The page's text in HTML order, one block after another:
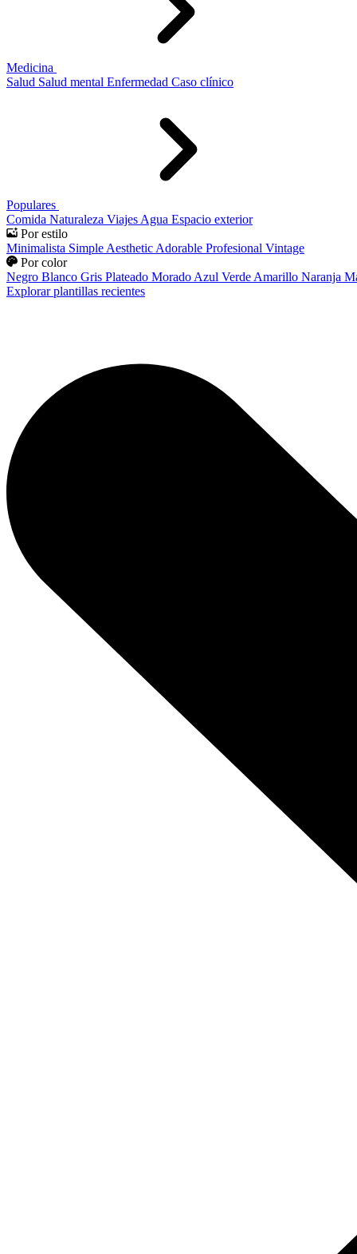
Medicina
Salud Salud mental Enfermedad Caso clínico
Populares
Comida Naturaleza Viajes Agua Espacio exterior
Por estilo
Minimalista Simple Aesthetic Adorable Profesional Vintage
Por color
Negro Blanco Gris Plateado Morado Azul Verde Amarillo Naranja
Explorar plantillas recientes